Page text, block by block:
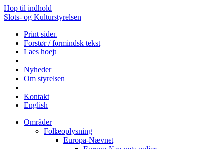
Hop til indhold
Slots- og Kulturstyrelsen
Print siden
Forstør / formindsk tekst
Laes hoejt
Nyheder
Om styrelsen
Kontakt
English
Områder
Folkeoplysning
Europa-Nævnet